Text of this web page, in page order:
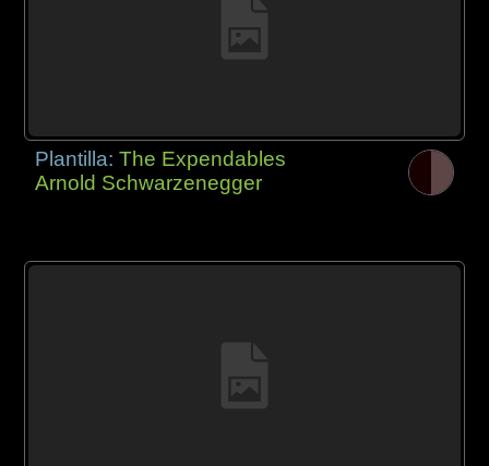
Plantilla:The Expendables
Arnold Schwarzenegger